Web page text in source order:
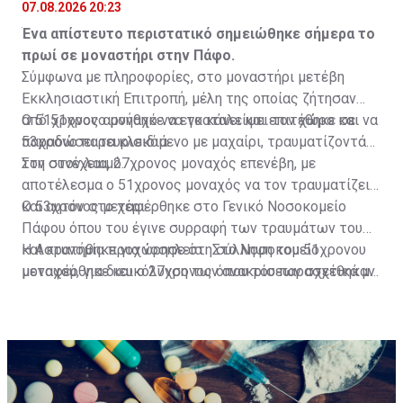
07.08.2026 20:23
Ένα απίστευτο περιστατικό σημειώθηκε σήμερα το
πρωί σε μοναστήρι στην Πάφο.
Σύμφωνα με πληροφορίες, στο μοναστήρι μετέβη
Εκκλησιαστική Επιτροπή, μέλη της οποίας ζήτησαν
από 51χρονο μοναχό να εγκαταλείψει τον χώρο και να
παραδώσει τα κλειδιά.
Ο 51χρονος αρνήθηκε να το κάνει και επιτέθηκε σε
53χρονο παρευρισκόμενο με μαχαίρι, τραυματίζοντάς
τον στον λαιμό.
Στη συνέχεια, 27χρονος μοναχός επενέβη, με
αποτέλεσμα ο 51χρονος μοναχός να τον τραυματίζει
και αυτόν στο χέρι.
Ο 53χρονος μεταφέρθηκε στο Γενικό Νοσοκομείο
Πάφου όπου του έγινε συρραφή των τραυμάτων του
και κρατήθηκε για νοσηλεία. Στο Νοσοκομείο
μεταφέρθηκε και ο 27χρονος όπου του παρασχέθηκαν
Η Αστυνομία προχώρησε στη σύλληψη του 51χρονου
μοναχού, για διευκόλυνση των ανακρίσεων σχετικά με
παράνομης κατοχής και μεταφοράς επιθετικού όπλου.